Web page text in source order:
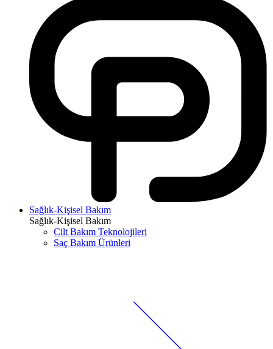
Sağlık-Kişisel Bakım
Sağlık-Kişisel Bakım
Cilt Bakım Teknolojileri
Saç Bakım Ürünleri